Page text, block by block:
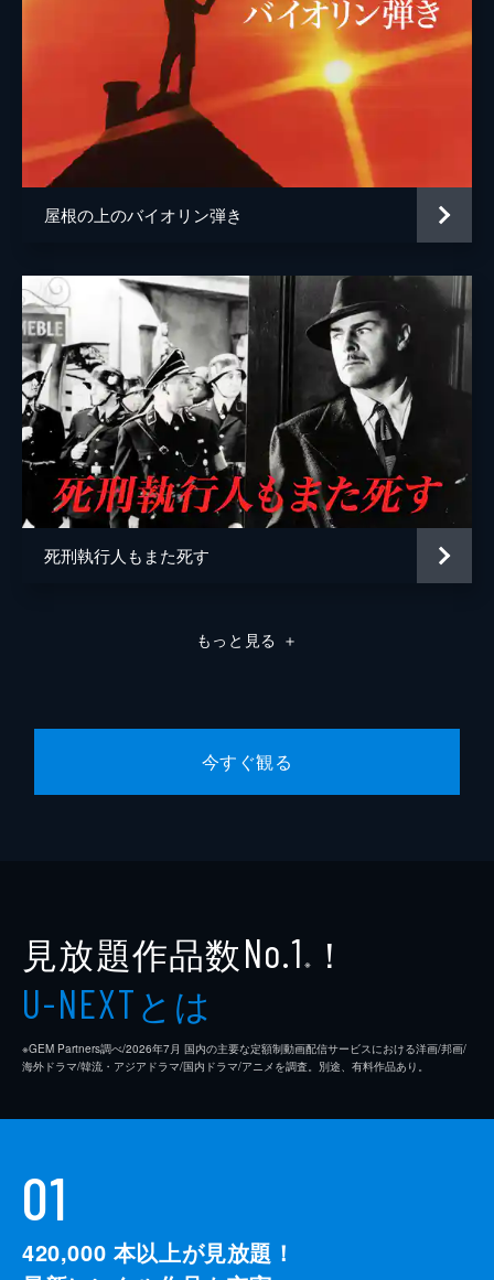
屋根の上のバイオリン弾き
死刑執行人もまた死す
もっと見る ＋
今すぐ観る
見放題作品数No.1 ※ ！
U-NEXTとは
※GEM Partners調べ/2026年7⽉ 国内の主要な定額制動画配信サービスにおける洋画/邦画/
海外ドラマ/韓流・アジアドラマ/国内ドラマ/アニメを調査。別途、有料作品あり。
01
420,000 本以上が見放題！